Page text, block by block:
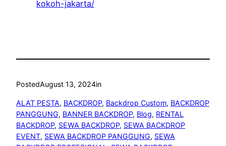
kokoh-jakarta/
PostedAugust 13, 2024in
ALAT PESTA, BACKDROP, Backdrop Custom, BACKDROP
PANGGUNG, BANNER BACKDROP, Blog, RENTAL
BACKDROP, SEWA BACKDROP, SEWA BACKDROP
EVENT, SEWA BACKDROP PANGGUNG, SEWA